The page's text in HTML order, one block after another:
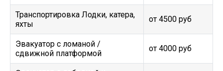
Транспортировка Лодки, катера,
яхты
от 4500 руб
Эвакуатор c ломаной /
сдвижной платформой
от 4000 руб